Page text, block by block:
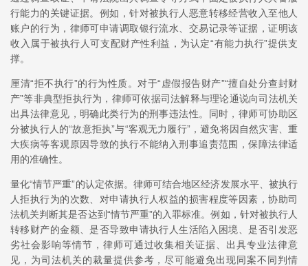
行能力的关键证据。例如，针对被执行人恶意转移经营收入至他人
账户的行为，律师可申请调取银行流水、交易记录等证据，证明该
收入属于被执行人可支配财产性利益，为认定“有能力执行”提供支
撑。
厘清“拒不执行”的行为性质。对于“虚假报告财产”“擅自处分查封财
产”等非典型拒执行为，律师可依据司法解释与理论通说向司法机关
出具法律意见，明确此类行为的刑事违法性。同时，律师可协助区
分被执行人的“故意拒执”与“客观无力履行”，避免将因自然灾害、重
大疾病等客观原因导致的执行不能纳入刑事追责范围，保障法律适
用的准确性。
量化“情节严重”的认定依据。律师可结合地区经济发展水平、被执行
人拒执行为的次数、对申请执行人权益的损害程度等因素，协助司
法机关判断其是否达到“情节严重”的入罪标准。例如，针对被执行人
转移财产的金额、是否导致申请执行人生活陷入困境、是否引发恶
劣社会影响等情节，律师可通过收集相关证据、出具专业法律意
见，为司法机关的裁量提供参考，尽可能避免出现同案不同判情